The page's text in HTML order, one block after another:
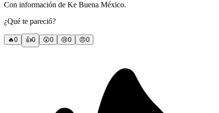
Con información de Ke Buena México.
¿Qué te pareció?
🔥0 👍0 😲0 😢0 😠0